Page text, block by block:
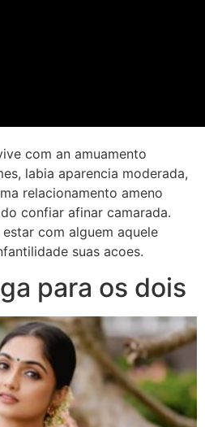
com an amuamento
labia aparencia moderada,
relacionamento ameno
confiar afinar camarada.
com alguem aquele
suas acoes.
para os dois